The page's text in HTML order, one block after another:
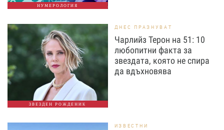
НУМЕРОЛОГИЯ
ЗВЕЗДЕН РОЖДЕНИК
ДНЕС ПРАЗНУВАТ
Чарлийз Терон на 51: 10
любопитни факта за
звездата, която не спира
да вдъхновява
ИЗВЕСТНИ